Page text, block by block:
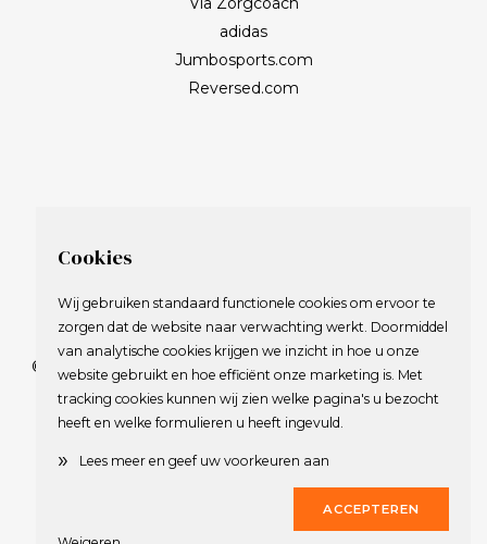
adidas
Jumbosports.com
Reversed.com
© 2009-2023 Nederlandse Vereniging van Golfspelende
Journalisten.
Alle rechten voorbehouden.
Privacy Statement
Deze website werd gerealiseerd doorDirk
Cookies
Wij gebruiken standaard functionele cookies om ervoor te
zorgen dat de website naar verwachting werkt. Doormiddel
van analytische cookies krijgen we inzicht in hoe u onze
website gebruikt en hoe efficiënt onze marketing is. Met
tracking cookies kunnen wij zien welke pagina's u bezocht
heeft en welke formulieren u heeft ingevuld.
» Lees meer en geef uw voorkeuren aan
ACCEPTEREN